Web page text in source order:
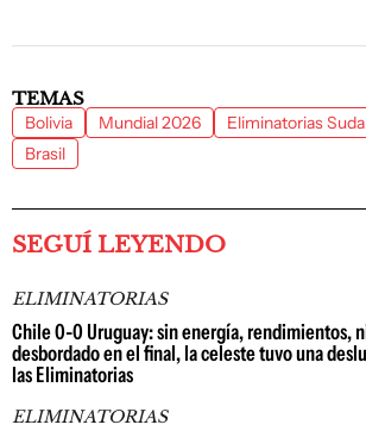
TEMAS
Bolivia Mundial 2026
Eliminatorias
Brasil
SEGUÍ LEYENDO
ELIMINATORIAS
Chile 0-0 Uruguay: sin energía, rendimientos,
desbordado en el final, la celeste tuvo una
las Eliminatorias
ELIMINATORIAS